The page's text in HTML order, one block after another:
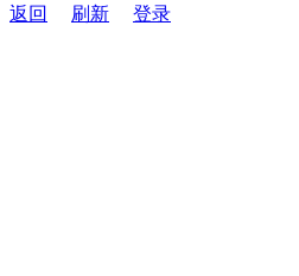
返回
刷新 登录